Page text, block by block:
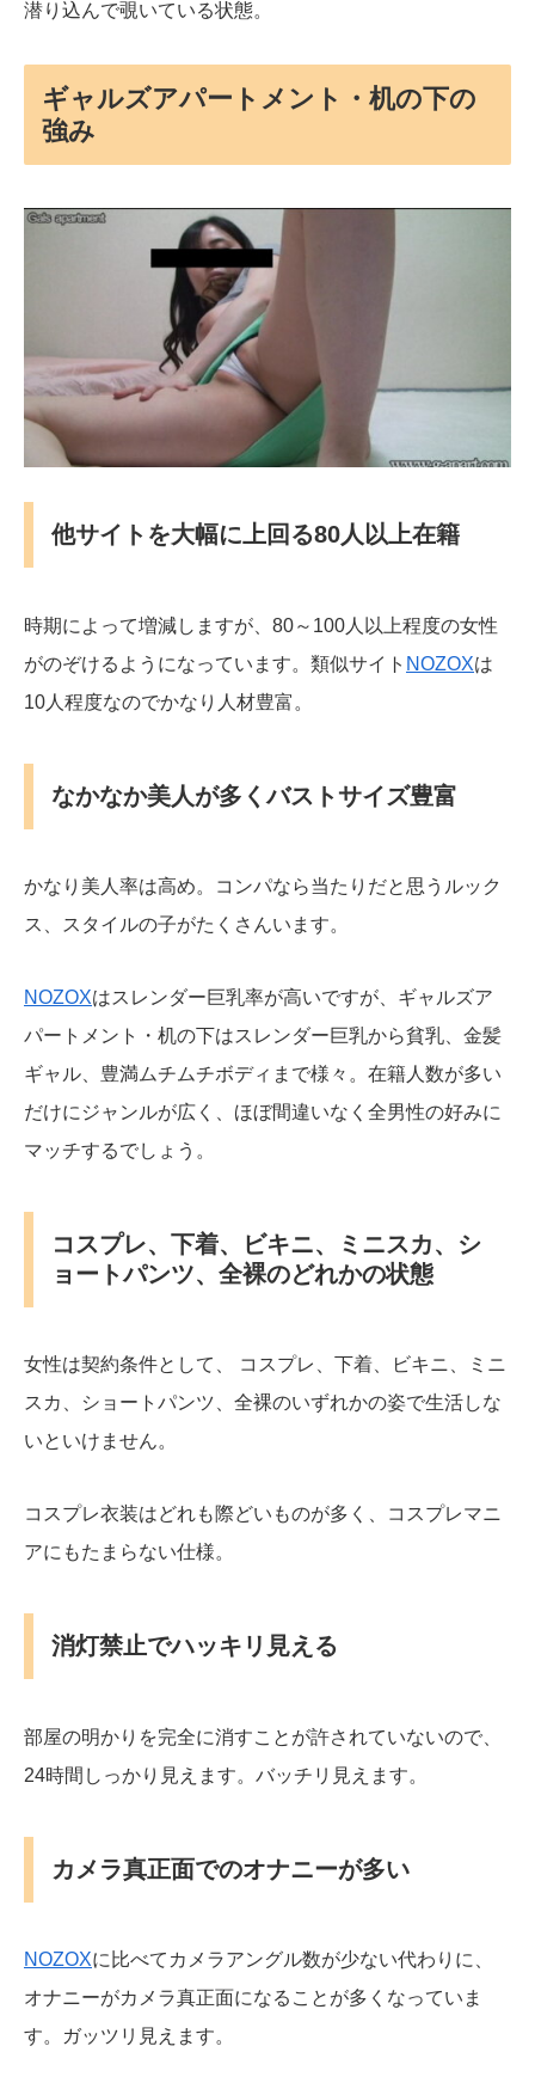
潜り込んで覗いている状態。
ギャルズアパートメント・机の下の
強み
他サイトを大幅に上回る80人以上在籍
時期によって増減しますが、80～100人以上程度の女性
がのぞけるようになっています。類似サイト NOZOXは
10人程度なのでかなり人材豊富。
なかなか美人が多くバストサイズ豊富
かなり美人率は高め。コンパなら当たりだと思うルック
ス、スタイルの子がたくさんいます。
NOZOXはスレンダー巨乳率が高いですが、ギャルズア
パートメント・机の下はスレンダー巨乳から貧乳、金髪
ギャル、豊満ムチムチボディまで様々。在籍人数が多い
だけにジャンルが広く、ほぼ間違いなく全男性の好みに
マッチするでしょう。
コスプレ、下着、ビキニ、ミニスカ、シ
ョートパンツ、全裸のどれかの状態
女性は契約条件として、 コスプレ、下着、ビキニ、ミニ
スカ、ショートパンツ、全裸のいずれかの姿で生活しな
いといけません。
コスプレ衣装はどれも際どいものが多く、コスプレマニ
アにもたまらない仕様。
消灯禁止でハッキリ見える
部屋の明かりを完全に消すことが許されていないので、
24時間しっかり見えます。バッチリ見えます。
カメラ真正面でのオナニーが多い
NOZOXに比べてカメラアングル数が少ない代わりに、
オナニーがカメラ真正面になることが多くなっていま
す。ガッツリ見えます。